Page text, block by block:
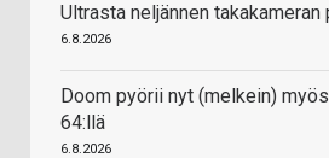
Ultrasta neljännen takakameran
6.8.2026
Doom pyörii nyt (melkein)
64:llä
6.8.2026